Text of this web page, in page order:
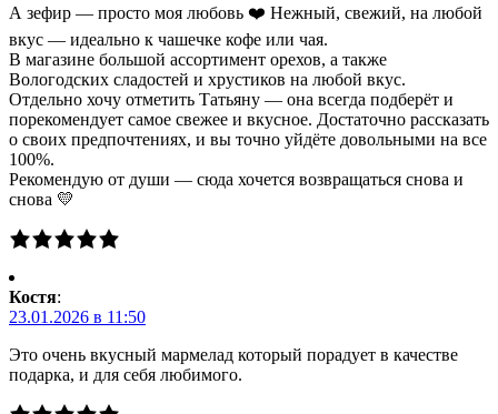
А зефир — просто моя любовь ❤️ Нежный, свежий, на любой
вкус — идеально к чашечке кофе или чая.
В магазине большой ассортимент орехов, а также
Вологодских сладостей и хрустиков на любой вкус.
Отдельно хочу отметить Татьяну — она всегда подберёт и
порекомендует самое свежее и вкусное. Достаточно рассказать
о своих предпочтениях, и вы точно уйдёте довольными на все
100%.
Рекомендую от души — сюда хочется возвращаться снова и
снова 💛
Костя:
23.01.2026 в 11:50
Это очень вкусный мармелад который порадует в качестве
подарка, и для себя любимого.